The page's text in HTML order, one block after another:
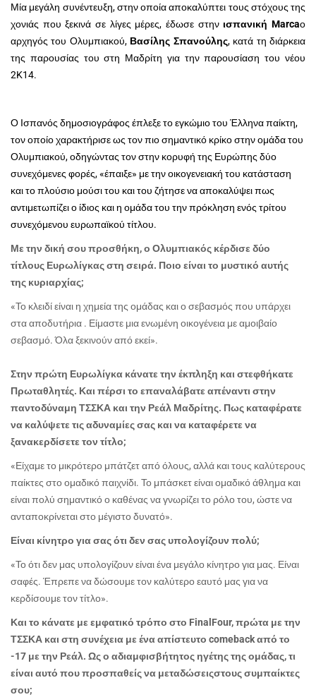
Μία μεγάλη συνέντευξη, στην οποία αποκαλύπτει τους στόχους της
χονιάς που ξεκινά σε λίγες μέρες, έδωσε στην ισπανικήMarcaο
αρχηγός του Ολυμπιακού, Βασίλης Σπανούλης, κατά τη διάρκεια
της παρουσίας του στη Μαδρίτη για την παρουσίαση του νέου
2K14.
Ο Ισπανός δημοσιογράφος έπλεξε το εγκώμιο του Έλληνα παίκτη,
τον οποίο χαρακτήρισε ως τον πιο σημαντικό κρίκο στην ομάδα του
Ολυμπιακού, οδηγώντας τον στην κορυφή της Ευρώπης δύο
συνεχόμενες φορές, «έπαιξε» με την οικογενειακή του κατάσταση
και το πλούσιο μούσι του και του ζήτησε να αποκαλύψει πως
αντιμετωπίζει ο ίδιος και η ομάδα του την πρόκληση ενός τρίτου
συνεχόμενου ευρωπαϊκού τίτλου.
Με την δική σου προσθήκη, ο Ολυμπιακός κέρδισε δύο
τίτλους Ευρωλίγκας στη σειρά. Ποιο είναι το μυστικό αυτής
της κυριαρχίας;
«Το κλειδί είναι η χημεία της ομάδας και ο σεβασμός που υπάρχει
στα αποδυτήρια . Είμαστε μια ενωμένη οικογένεια με αμοιβαίο
σεβασμό. Όλα ξεκινούν από εκεί».
Στην πρώτη Ευρωλίγκα κάνατε την έκπληξη και στεφθήκατε
Πρωταθλητές. Και πέρσι το επαναλάβατε απέναντι στην
παντοδύναμη ΤΣΣΚΑ και την Ρεάλ Μαδρίτης. Πως καταφέρατε
να καλύψετε τις αδυναμίες σας και να καταφέρετε να
ξανακερδίσετε τον τίτλο;
«Είχαμε το μικρότερο μπάτζετ από όλους, αλλά και τους καλύτερους
παίκτες στο ομαδικό παιχνίδι. Το μπάσκετ είναι ομαδικό άθλημα και
είναι πολύ σημαντικό ο καθένας να γνωρίζει το ρόλο του, ώστε να
ανταποκρίνεται στο μέγιστο δυνατό».
Είναι κίνητρο για σας ότι δεν σας υπολογίζουν πολύ;
«Το ότι δεν μας υπολογίζουν είναι ένα μεγάλο κίνητρο για μας. Είναι
σαφές. Έπρεπε να δώσουμε τον καλύτερο εαυτό μας για να
κερδίσουμε τον τίτλο».
Και το κάνατε με εμφατικό τρόπο στο Final Four, πρώτα με την
ΤΣΣΚΑ και στη συνέχεια με ένα απίστευτο comebackαπό το
-17 με την Ρεάλ. Ως ο αδιαμφισβήτητος ηγέτης της ομάδας, τι
είναι αυτό που προσπαθείς να μεταδώσειςστους συμπαίκτες
σου;